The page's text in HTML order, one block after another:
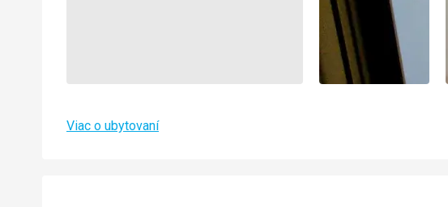
Viac o ubytovaní